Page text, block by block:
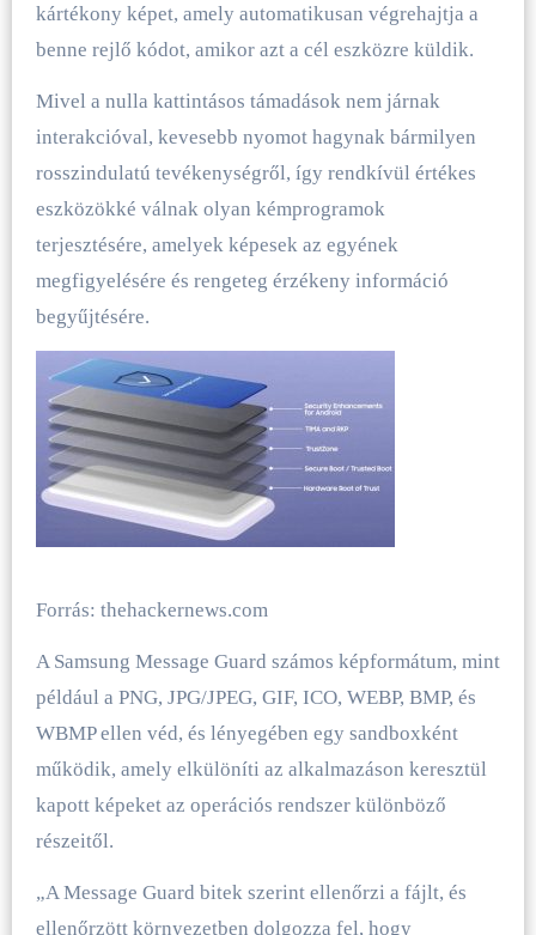
kártékony képet, amely automatikusan végrehajtja a
benne rejlő kódot, amikor azt a cél eszközre küldik.
Mivel a nulla kattintásos támadások nem járnak
interakcióval, kevesebb nyomot hagynak bármilyen
rosszindulatú tevékenységről, így rendkívül értékes
eszközökké válnak olyan kémprogramok
terjesztésére, amelyek képesek az egyének
megfigyelésére és rengeteg érzékeny információ
begyűjtésére.
Forrás: thehackernews.com
A Samsung Message Guard számos képformátum, mint
például a PNG, JPG/JPEG, GIF, ICO, WEBP, BMP, és
WBMP ellen véd, és lényegében egy sandboxként
működik, amely elkülöníti az alkalmazáson keresztül
kapott képeket az operációs rendszer különböző
részeitől.
„A Message Guard bitek szerint ellenőrzi a fájlt, és
ellenőrzött környezetben dolgozza fel, hogy